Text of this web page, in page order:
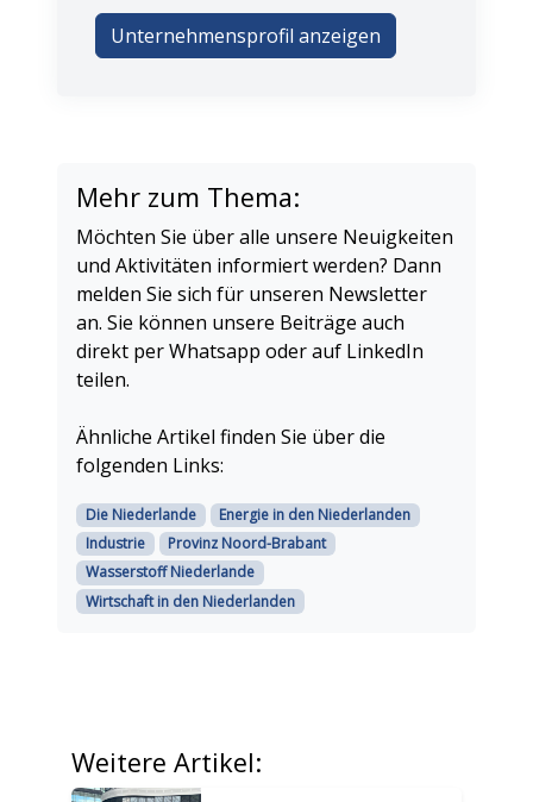
Unternehmensprofil anzeigen
Mehr zum Thema:
Möchten Sie über alle unsere Neuigkeiten
und Aktivitäten informiert werden? Dann
melden Sie sich für unseren Newsletter
an. Sie können unsere Beiträge auch
direkt per Whatsapp oder auf LinkedIn
teilen.
Ähnliche Artikel finden Sie über die
folgenden Links:
Die Niederlande
Energie in den Niederlanden
Industrie
Provinz Noord-Brabant
Wasserstoff Niederlande
Wirtschaft in den Niederlanden
Weitere Artikel: